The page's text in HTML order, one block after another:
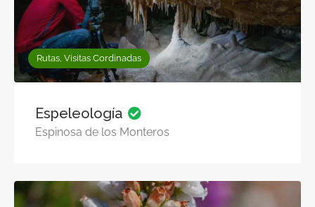
Rutas, Visitas Cordinadas
Espeleología
Espinosa de los Monteros